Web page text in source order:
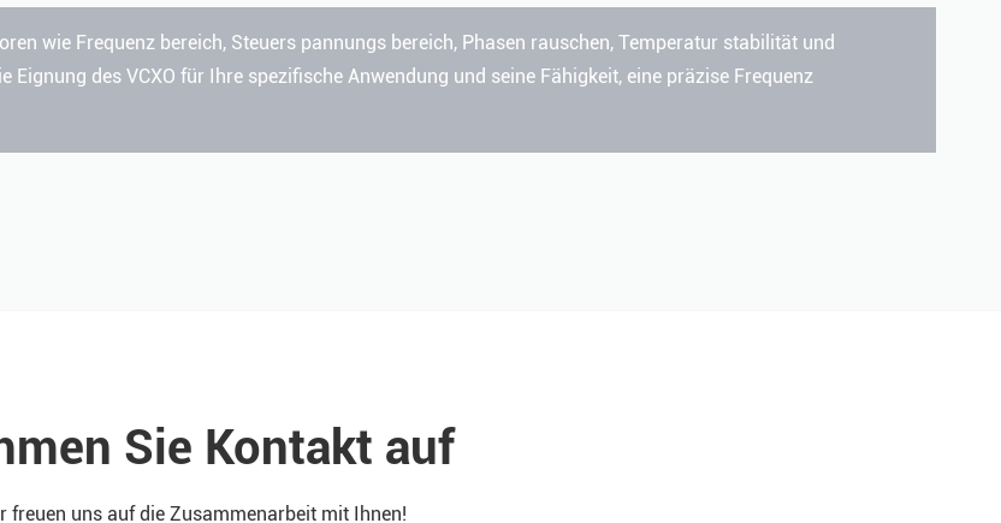
wie Frequenz bereich, Steuers pannungs bereich, Phasen rauschen, Temperatur stabilität und
des VCXO für Ihre spezifische Anwendung und seine Fähigkeit, eine präzise Frequenz
Sie Kontakt auf
freuen uns auf die Zusammenarbeit mit Ihnen!